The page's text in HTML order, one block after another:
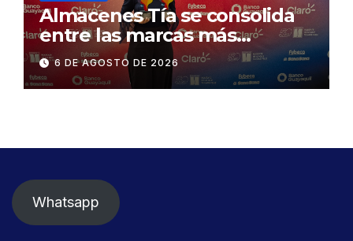
Almacenes Tía se consolida
entre las marcas más
influyentes del Ecuador
6 DE AGOSTO DE 2026
Whatsapp